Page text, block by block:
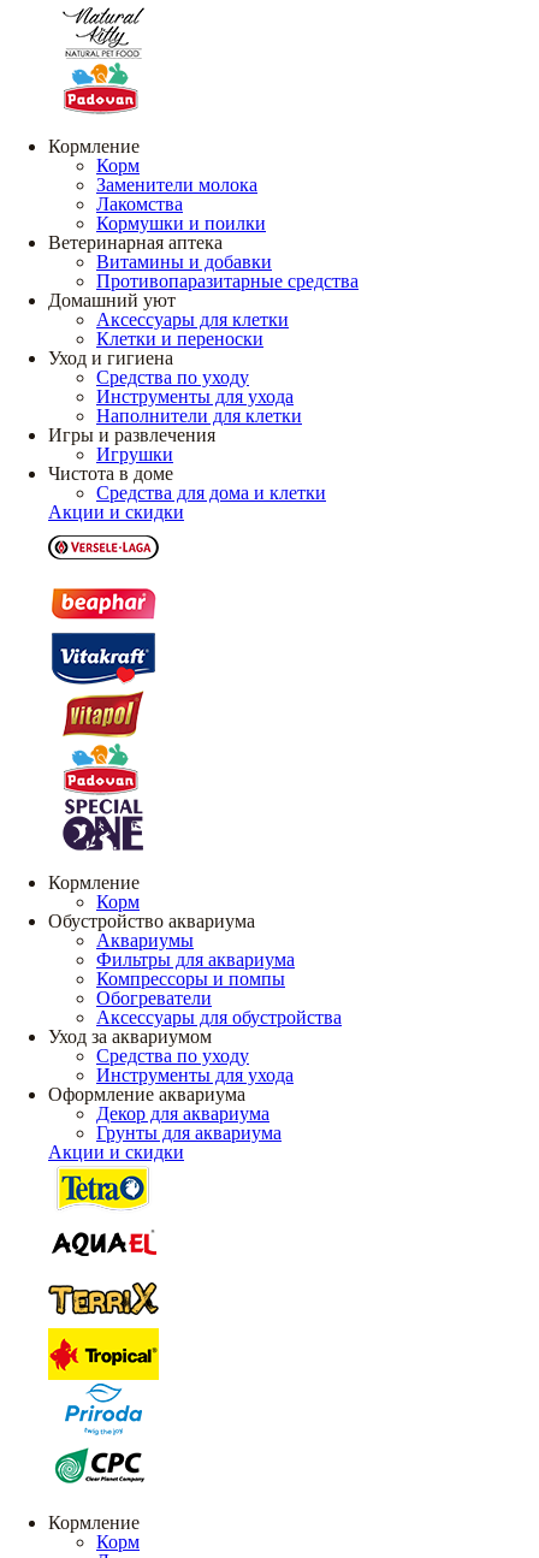
Кормление
Корм
Заменители молока
Лакомства
Кормушки и поилки
Ветеринарная аптека
Витамины и добавки
Противопаразитарные средства
Домашний уют
Аксессуары для клетки
Клетки и переноски
Уход и гигиена
Средства по уходу
Инструменты для ухода
Наполнители для клетки
Игры и развлечения
Игрушки
Чистота в доме
Средства для дома и клетки
Акции и скидки
Кормление
Корм
Обустройство аквариума
Аквариумы
Фильтры для аквариума
Компрессоры и помпы
Обогреватели
Аксессуары для обустройства
Уход за аквариумом
Средства по уходу
Инструменты для ухода
Оформление аквариума
Декор для аквариума
Грунты для аквариума
Акции и скидки
Кормление
Корм